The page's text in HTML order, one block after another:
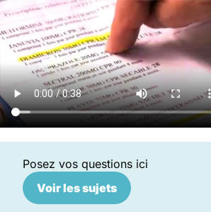
Posez vos questions ici
Voir les sujets